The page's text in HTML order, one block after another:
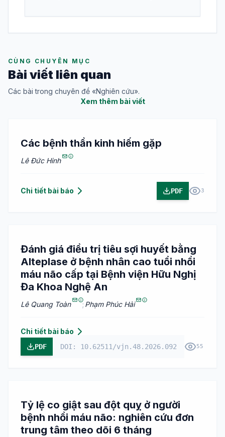
CÙNG CHUYÊN MỤC
Bài viết liên quan
Các bài trong chuyên đề «Nghiên cứu».
Xem thêm bài viết
Các bệnh thần kinh hiếm gặp
Lê Đức Hinh
Chi tiết bài báo PDF 3
Đánh giá điều trị tiêu sợi huyết bằng
Alteplase ở bệnh nhân cao tuổi nhồi
máu não cấp tại Bệnh viện Hữu Nghị
Đa Khoa Nghệ An
Lê Quang Toàn ; Phạm Phúc Hải
Chi tiết bài báo
PDF DOI: 10.62511/vjn.48.2026.092 55
Tỷ lệ co giật sau đột quỵ ở người
bệnh nhồi máu não: nghiên cứu đơn
trung tâm theo dõi 6 tháng